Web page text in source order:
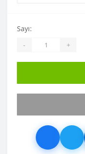
Sayı:
- +